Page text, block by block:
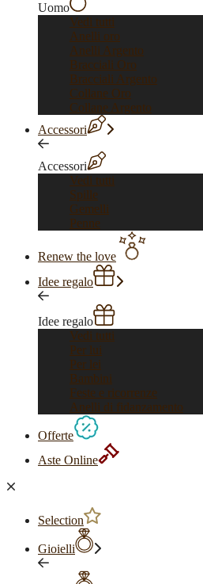
Uomo
Vedi tutti
Anelli oro
Anelli Argento
Bracciali Oro
Bracciali Argento
Collane Oro
Collane Argento
Accessori
Accessori
Vedi tutti
Spille
Gemelli
Penne
Renew the love
Idee regalo
Idee regalo
Vedi tutti
Per lui
Per lei
Bambini
Feste e ricorrenze
Anelli di fidanzamento
Offerte
Aste Online
Selection
Gioielli